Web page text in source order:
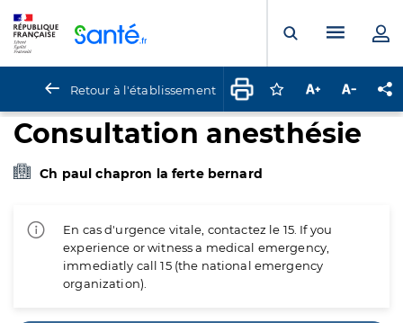
Ouvrir laMenu
Retour à l'établissement Connectez-vous
Augmenter la
Consultation anesthésie
Ch paul chapron la ferte bernard
En cas d'urgence vitale, contactez le 15. If you
experience or witness a medical emergency,
immediatly call 15 (the national emergency
organization).